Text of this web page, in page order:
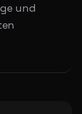
und